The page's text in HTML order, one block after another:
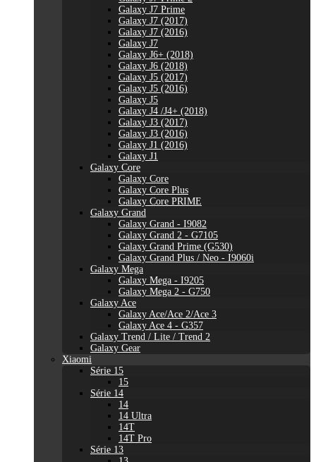
Galaxy J7 Prime
Galaxy J7 (2017)
Galaxy J7 (2016)
Galaxy J7
Galaxy J6+ (2018)
Galaxy J6 (2018)
Galaxy J5 (2017)
Galaxy J5 (2016)
Galaxy J5
Galaxy J4 /J4+ (2018)
Galaxy J3 (2017)
Galaxy J3 (2016)
Galaxy J1 (2016)
Galaxy J1
Galaxy Core
Galaxy Core
Galaxy Core Plus
Galaxy Core PRIME
Galaxy Grand
Galaxy Grand - I9082
Galaxy Grand 2 - G7105
Galaxy Grand Prime (G530)
Galaxy Grand Plus / Neo - I9060i
Galaxy Mega
Galaxy Mega - I9205
Galaxy Mega 2 - G750
Galaxy Ace
Galaxy Ace/Ace 2/Ace 3
Galaxy Ace 4 - G357
Galaxy Trend / Lite / Trend 2
Galaxy Gear
Xiaomi
Série 15
15
Série 14
14
14 Ultra
14T
14T Pro
Série 13